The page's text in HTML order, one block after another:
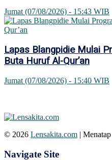
Jumat (07/08/2026) - 15:43 WIB
Lapas Blangpidie Mulai
Buta Huruf Al-Qur’an
Jumat (07/08/2026) - 15:40 WIB
© 2026 Lensakita.com |
Navigate Site